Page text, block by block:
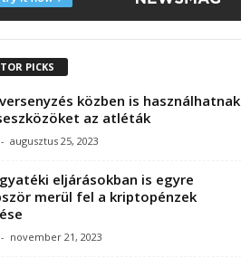
PICKS
közben is használhatnak
az atléták
- augusztus 25, 2023
eljárásokban is egyre
merül fel a kriptopénzek
- november 21, 2023